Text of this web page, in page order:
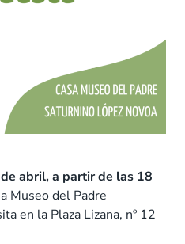
abril, a partir de las 18
Museo del Padre
en la Plaza Lizana, nº 12